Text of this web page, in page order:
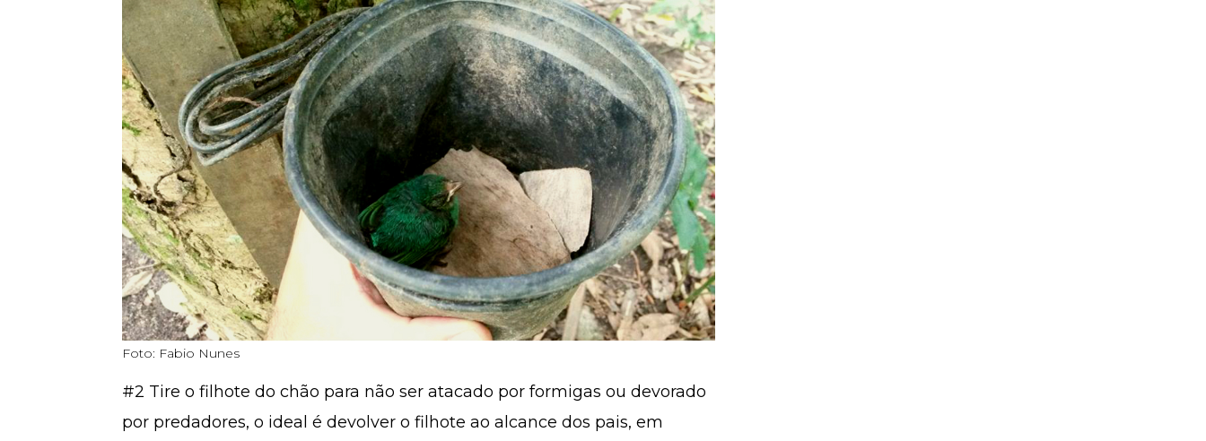
Foto: Fabio Nunes
#2 Tire o filhote do chão para não ser atacado por formigas ou devorado
por predadores, o ideal é devolver o filhote ao alcance dos pais, em